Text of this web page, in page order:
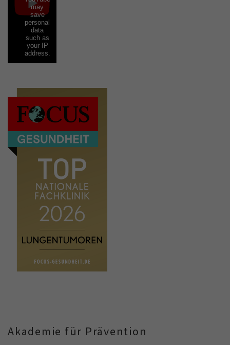
may
save
personal
data
such as
your IP
address.
Akademie für Prävention